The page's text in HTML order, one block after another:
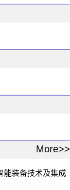
More>>
能装备技术及集成